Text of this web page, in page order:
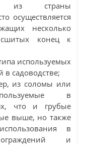
из страны
осуществляется
несколько
конец к
используемых
садоводстве;
из соломы или
в
что и грубые
выше, но также
в
ограждений и